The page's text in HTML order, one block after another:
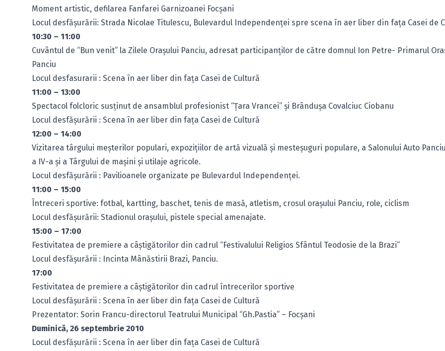
Moment artistic, defilarea Fanfarei Garnizoanei Focşani
Locul desfăşurării: Strada Nicolae Titulescu, Bulevardul Independenţei spre scena în aer liber din faţa Casei de
10:30 – 11:00
Cuvântul de “Bun venit” la Zilele Oraşului Panciu, adresat participanţilor de către domnul Ion Petre- Primarul
Panciu
Locul desfasurarii : Scena în aer liber din faţa Casei de Cultură
11:00 – 13:00
Spectacol folcloric susţinut de ansamblul profesionist “Ţara Vrancei” şi Brânduşa Covalciuc Ciobanu
Locul desfăşurării : Scena în aer liber din faţa Casei de Cultură
12:00 – 14:00
Vizitarea târgului meşterilor populari, expoziţiilor de artă vizuală şi mesteşuguri populare, a Salonului Auto
a IV-a şi a Târgului de maşini şi utilaje agricole.
Locul desfăşurării : Pavilioanele organizate pe Bulevardul Independenţei.
11:00 – 15:00
Întreceri sportive: fotbal, kartting, baschet, tenis de masă, atletism, crosul oraşului Panciu, role, ciclism
Locul desfăşurării: Stadionul oraşului, pistele special amenajate.
15:00 – 17:00
Festivitatea de premiere a câştigătorilor din cadrul “Festivalului Religios Sfântul Teodosie de la Brazi”
Locul desfăşurării : Incinta Mânăstirii Brazi, Panciu.
17:00
Festivitatea de premiere a câştigătorilor din cadrul întrecerilor sportive
Locul desfăşurării : Scena în aer liber din faţa Casei de Cultură
Prezentator: Sorin Francu-directorul Teatrului Municipal “Gh.Pastia” – Focşani
Duminică, 26 septembrie 2010
Locul desfăşurării : Scena în aer liber din faţa Casei de Cultură